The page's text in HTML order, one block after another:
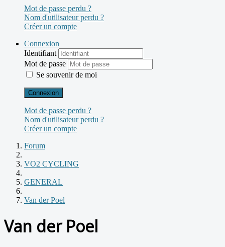
Mot de passe perdu ?
Nom d'utilisateur perdu ?
Créer un compte
Connexion
Identifiant
Mot de passe
Se souvenir de moi
Connexion
Mot de passe perdu ?
Nom d'utilisateur perdu ?
Créer un compte
Forum
VO2 CYCLING
GENERAL
Van der Poel
Van der Poel